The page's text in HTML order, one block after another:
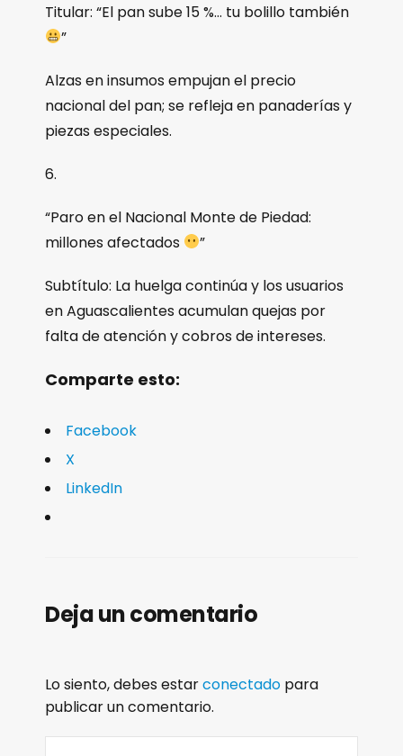
Titular: “El pan sube 15 %… tu bolillo también
”
Alzas en insumos empujan el precio
nacional del pan; se refleja en panaderías y
piezas especiales.
6.
“Paro en el Nacional Monte de Piedad:
millones afectados
”
Subtítulo: La huelga continúa y los usuarios
en Aguascalientes acumulan quejas por
falta de atención y cobros de intereses.
Comparte esto:
Facebook
X
LinkedIn
Deja un comentario
Lo siento, debes estarconectado para
publicar un comentario.